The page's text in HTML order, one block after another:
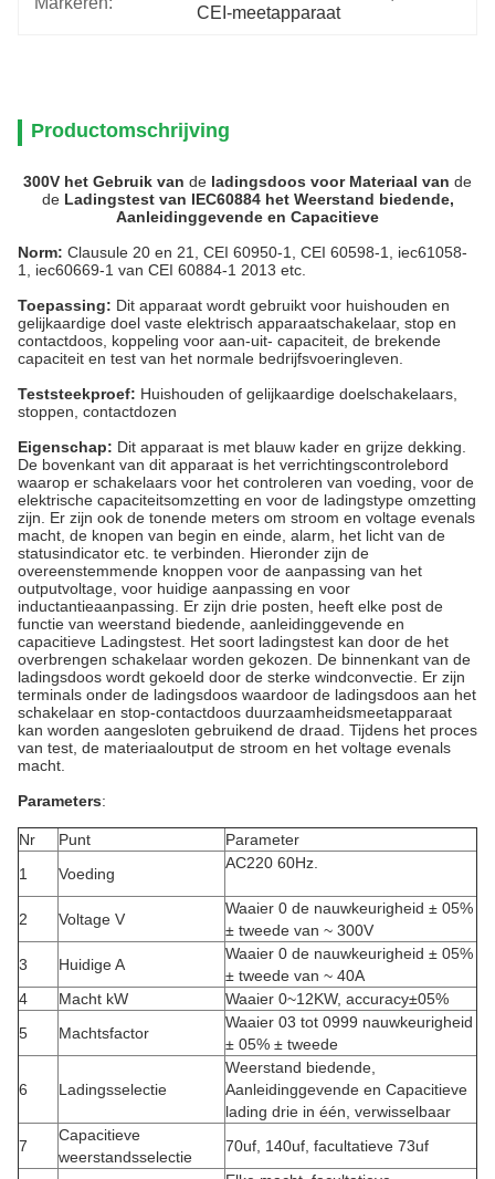
CEI-meetapparaat
Productomschrijving
300V het Gebruik van de ladingsdoos voor Materiaal van de
de Ladingstest van IEC60884 het Weerstand biedende,
Aanleidinggevende en Capacitieve
Norm: Clausule 20 en 21, CEI 60950-1, CEI 60598-1, iec61058-
1, iec60669-1 van CEI 60884-1 2013 etc.
Toepassing: Dit apparaat wordt gebruikt voor huishouden en
gelijkaardige doel vaste elektrisch apparaatschakelaar, stop en
contactdoos, koppeling voor aan-uit- capaciteit, de brekende
capaciteit en test van het normale bedrijfsvoeringleven.
Teststeekproef: Huishouden of gelijkaardige doelschakelaars,
stoppen, contactdozen
Eigenschap: Dit apparaat is met blauw kader en grijze dekking.
De bovenkant van dit apparaat is het verrichtingscontrolebord
waarop er schakelaars voor het controleren van voeding, voor de
elektrische capaciteitsomzetting en voor de ladingstype omzetting
zijn. Er zijn ook de tonende meters om stroom en voltage evenals
macht, de knopen van begin en einde, alarm, het licht van de
statusindicator etc. te verbinden. Hieronder zijn de
overeenstemmende knoppen voor de aanpassing van het
outputvoltage, voor huidige aanpassing en voor
inductantieaanpassing. Er zijn drie posten, heeft elke post de
functie van weerstand biedende, aanleidinggevende en
capacitieve Ladingstest. Het soort ladingstest kan door de het
overbrengen schakelaar worden gekozen. De binnenkant van de
ladingsdoos wordt gekoeld door de sterke windconvectie. Er zijn
terminals onder de ladingsdoos waardoor de ladingsdoos aan het
schakelaar en stop-contactdoos duurzaamheidsmeetapparaat
kan worden aangesloten gebruikend de draad. Tijdens het proces
van test, de materiaaloutput de stroom en het voltage evenals
macht.
Parameters:
Nr Punt
Parameter
1
Voeding
AC220 60Hz.
2 Voltage V
Waaier 0 de nauwkeurigheid ± 05%
± tweede van ~ 300V
3
Huidige A
Waaier 0 de nauwkeurigheid ± 05%
± tweede van ~ 40A
4
Macht kW
Waaier 0~12KW, accuracy±05%
5
Machtsfactor
Waaier 03 tot 0999 nauwkeurigheid
± 05% ± tweede
6 Ladingsselectie
Weerstand biedende,
Aanleidinggevende en Capacitieve
lading drie in één, verwisselbaar
7
Capacitieve
weerstandsselectie
70uf, 140uf, facultatieve 73uf